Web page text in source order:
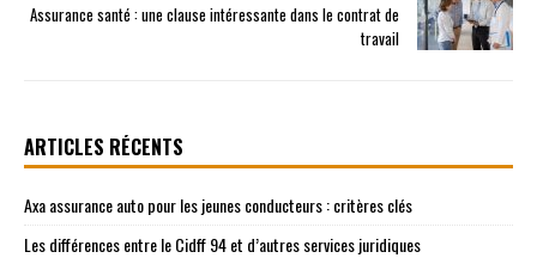
Assurance santé : une clause intéressante dans le contrat de
travail
ARTICLES RÉCENTS
Axa assurance auto pour les jeunes conducteurs : critères clés
Les différences entre le Cidff 94 et d’autres services juridiques